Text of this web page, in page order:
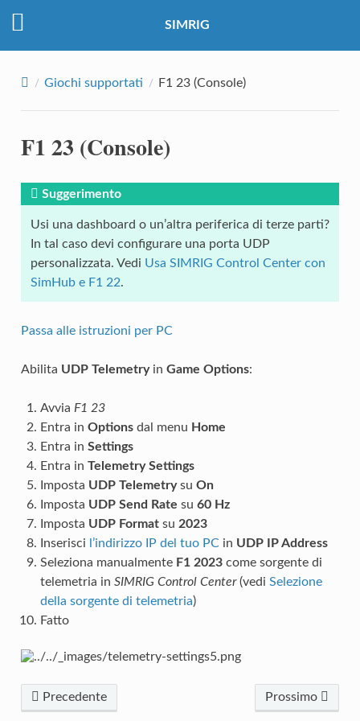
SIMRIG
Giochi supportati F1 23 (Console)
F1 23 (Console)
Suggerimento
Usi una dashboard o un’altra periferica di terze parti?
In tal caso devi configurare una porta UDP
personalizzata. Vedi Usa SIMRIG Control Center con
SimHub e F1 22.
Passa alle istruzioni per PC
Abilita UDP Telemetryin Game Options:
Avvia F1 23
Entra in Optionsdal menu Home
Entra in Settings
Entra in Telemetry Settings
Imposta UDP Telemetrysu On
Imposta UDP Send Rate su 60 Hz
Imposta UDP Formatsu 2023
Inserisci
l’indirizzo IP del tuo PCin UDP IP Address
Seleziona manualmente F1 2023come sorgente di
telemetria in SIMRIG Control Center(vedi Selezione
della sorgente di telemetria)
Fatto
Precedente Prossimo